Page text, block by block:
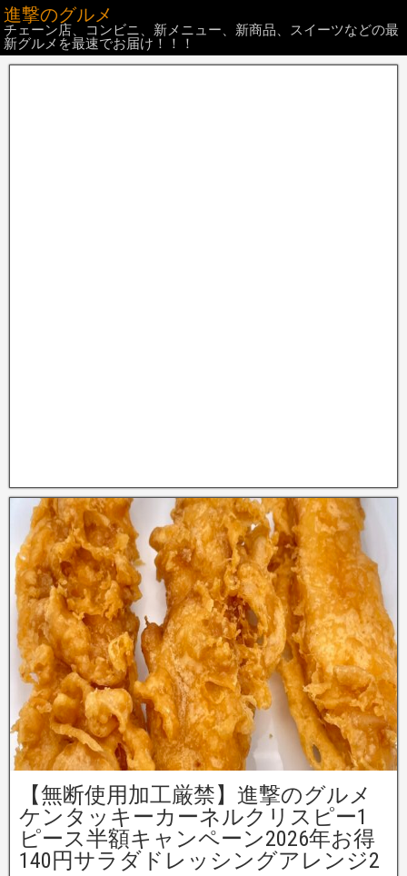
進撃のグルメ
チェーン店、コンビニ、新メニュー、新商品、スイーツなどの最
新グルメを最速でお届け！！！
【無断使用加工厳禁】進撃のグルメ
ケンタッキーカーネルクリスピー1
ピース半額キャンペーン2026年お得
140円サラダドレッシングアレンジ2